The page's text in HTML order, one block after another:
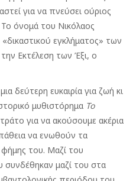
για να πνεύσει ούριος
όνομά του Νικόλαος
εγκλήματος» των
Εκτέλεση των Έξι, ο
δεύτερη ευκαιρία για ζωή κι
μυθιστόρημα Το
για να ακούσουμε ακέρια
να ενωθούν τα
φήμης του. Μαζί του
συνδέθηκαν μαζί του στα